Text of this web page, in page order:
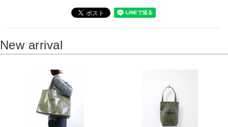
New arrival